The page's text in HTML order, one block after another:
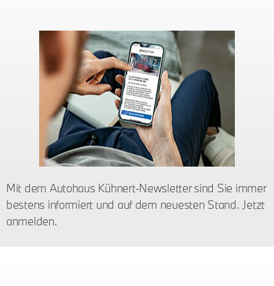
Mit dem Autohaus Kühnert-Newsletter sind Sie immer
bestens informiert und auf dem neuesten Stand. Jetzt
anmelden.